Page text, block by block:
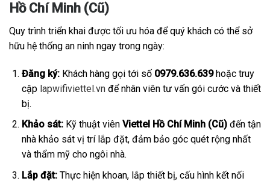
Hồ Chí Minh (Cũ)
Quy trình triển khai được tối ưu hóa để quý khách có thể sở
hữu hệ thống an ninh ngay trong ngày:
Đăng ký:Khách hàng gọi tới số 0979.636.639hoặc truy
cập lapwifiviettel.vnđể nhân viên tư vấn gói cước và thiết
bị.
Khảo sát:Kỹ thuật viên Viettel Hồ Chí Minh (Cũ)đến tận
nhà khảo sát vị trí lắp đặt, đảm bảo góc quét rộng nhất
và thẩm mỹ cho ngôi nhà.
Lắp đặt:Thực hiện khoan, lắp thiết bị, cấu hình kết nối